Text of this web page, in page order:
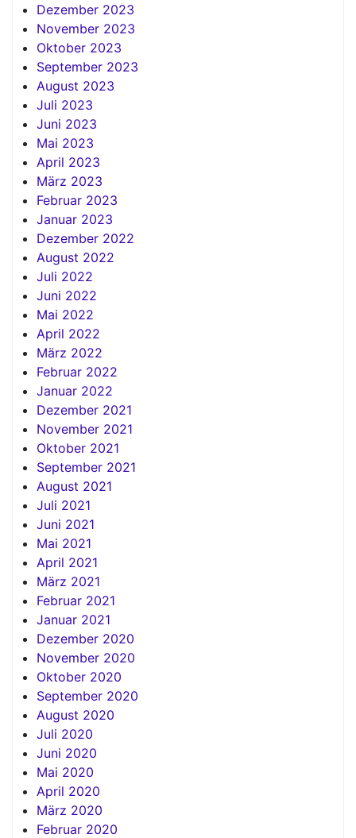
Dezember 2023
November 2023
Oktober 2023
September 2023
August 2023
Juli 2023
Juni 2023
Mai 2023
April 2023
März 2023
Februar 2023
Januar 2023
Dezember 2022
August 2022
Juli 2022
Juni 2022
Mai 2022
April 2022
März 2022
Februar 2022
Januar 2022
Dezember 2021
November 2021
Oktober 2021
September 2021
August 2021
Juli 2021
Juni 2021
Mai 2021
April 2021
März 2021
Februar 2021
Januar 2021
Dezember 2020
November 2020
Oktober 2020
September 2020
August 2020
Juli 2020
Juni 2020
Mai 2020
April 2020
März 2020
Februar 2020